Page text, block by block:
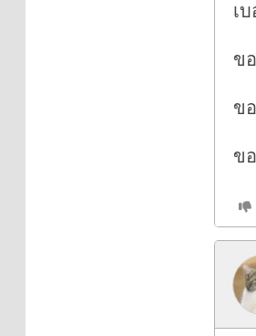
เ
ข
ข
ข
C
i
f
h